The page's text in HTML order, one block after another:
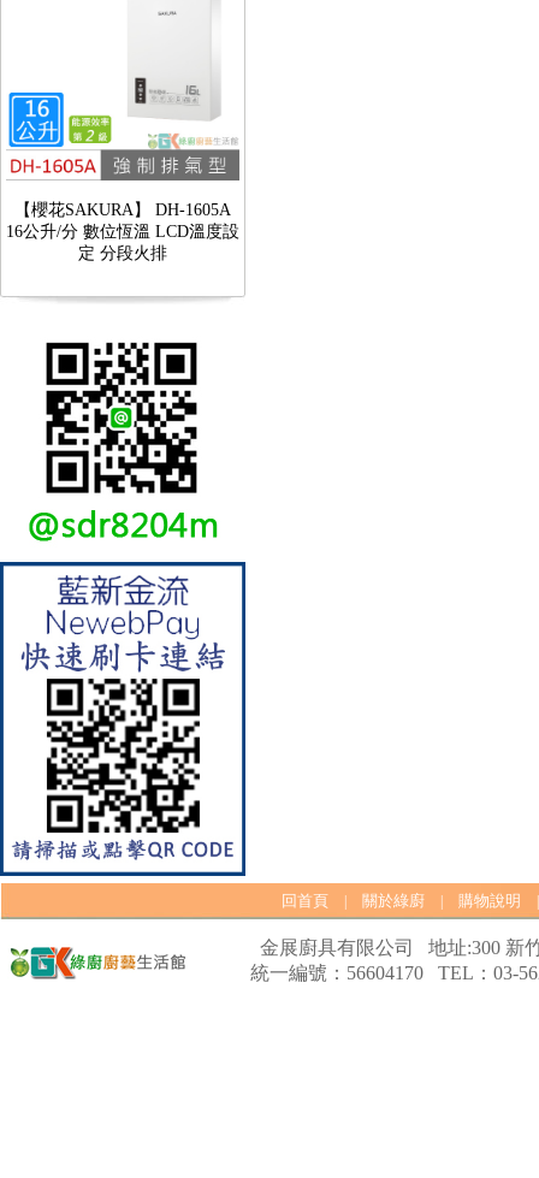
16公升/分 數位恆溫 LCD溫度設
定 分段火排
【林內Rinnai】 RB-L2600S(A)
彩焱系列 檯面式彩焱不銹鋼雙
口爐
(A) 彩焱系列 檯面式彩焱玻璃
回首頁 關於綠廚 購物說明
金展廚具有限公司 地址:300 新
統一編號：56604170 TEL：03-